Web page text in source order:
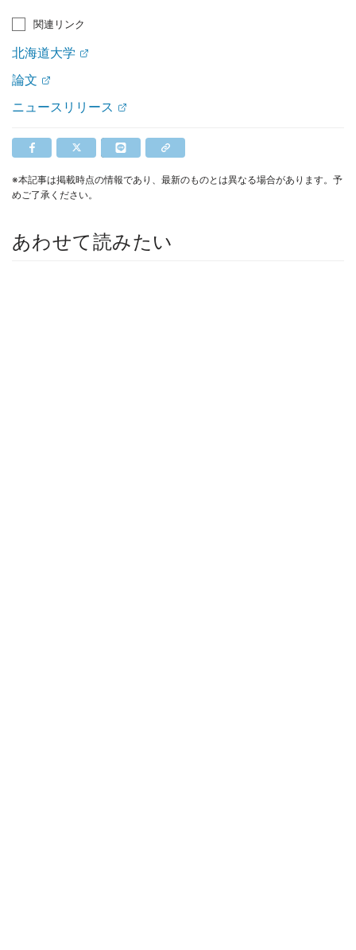
関連リンク
北海道大学
論文
ニュースリリース
※本記事は掲載時点の情報であり、最新のものとは異なる場合があります。予
めご了承ください。
あわせて読みたい